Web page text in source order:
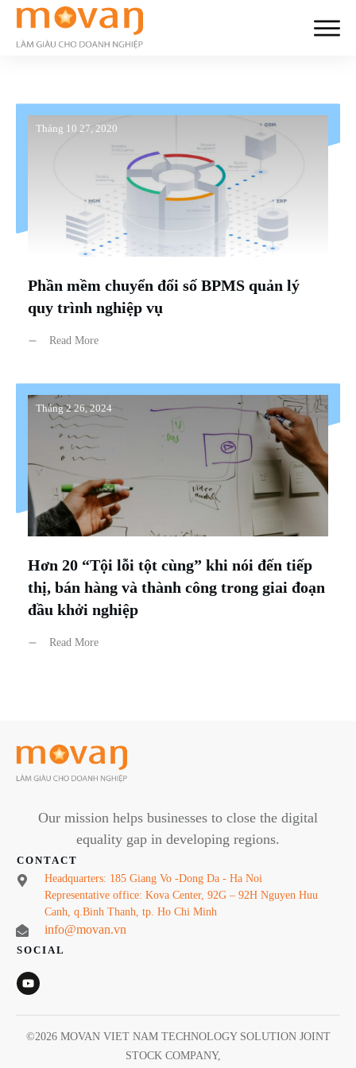
Tháng 10 27, 2020
Phần mềm chuyển đổi số BPMS quản lý
quy trình nghiệp vụ
Read More
Tháng 2 26, 2024
Hơn 20 “Tội lỗi tột cùng” khi nói đến tiếp
thị, bán hàng và thành công trong giai đoạn
đầu khởi nghiệp
Read More
Our mission helps businesses to close the digital
equality gap in developing regions.
CONTACT
Headquarters: 185 Giang Vo -Dong Da - Ha Noi
Representative office: Kova Center, 92G – 92H Nguyen Huu
Canh, q.Binh Thanh, tp. Ho Chi Minh
info@movan.vn
SOCIAL
©2026 MOVAN VIET NAM TECHNOLOGY SOLUTION JOINT
STOCK COMPANY,